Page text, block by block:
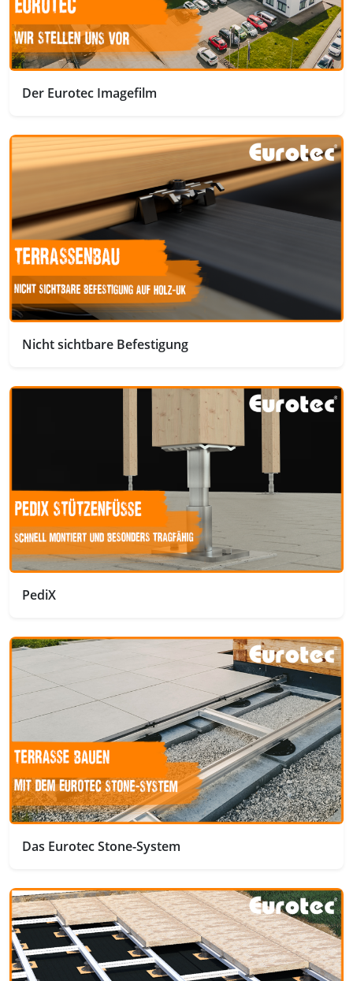
Der Eurotec Imagefilm
Nicht sichtbare Befestigung
PediX
Das Eurotec Stone-System